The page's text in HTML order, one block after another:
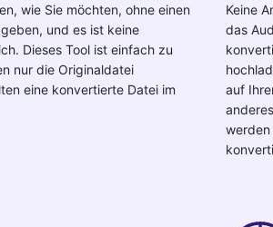
wie Sie möchten, ohne einen
und es ist keine
Dieses Tool ist einfach zu
nur die Originaldatei
eine konvertierte Datei im
Keine
das
auf
werden